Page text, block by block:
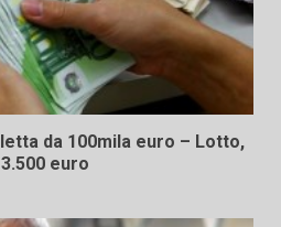
da 100mila euro – Lotto,
euro